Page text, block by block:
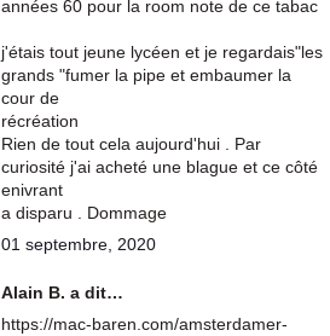
années 60 pour la room note de ce tabac
j'étais tout jeune lycéen et je regardais"les
grands "fumer la pipe et embaumer la
cour de
récréation
Rien de tout cela aujourd'hui . Par
curiosité j'ai acheté une blague et ce côté
enivrant
a disparu . Dommage
01 septembre, 2020
Alain B. a dit…
https://mac-baren.com/amsterdamer-